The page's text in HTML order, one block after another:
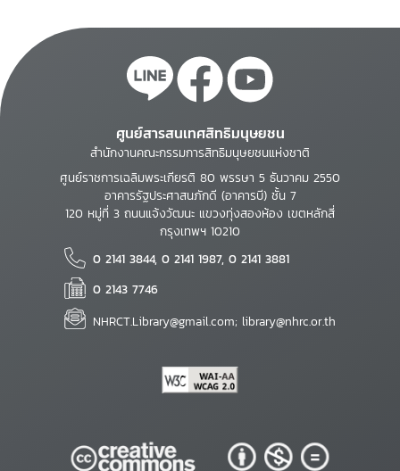
ศูนย์สารสนเทศสิทธิมนุษยชน
สำนักงานคณะกรรมการสิทธิมนุษยชนแห่งชาติ
ศูนย์ราชการเฉลิมพระเกียรติ 80 พรรษา 5 ธันวาคม 2550
อาคารรัฐประศาสนภักดี (อาคารบี) ชั้น 7
120 หมู่ที่ 3 ถนนแจ้งวัฒนะ แขวงทุ่งสองห้อง เขตหลักสี่
กรุงเทพฯ 10210
0 2141 3844, 0 2141 1987, 0 2141 3881
0 2143 7746
NHRCT.Library@gmail.com; library@nhrc.or.th